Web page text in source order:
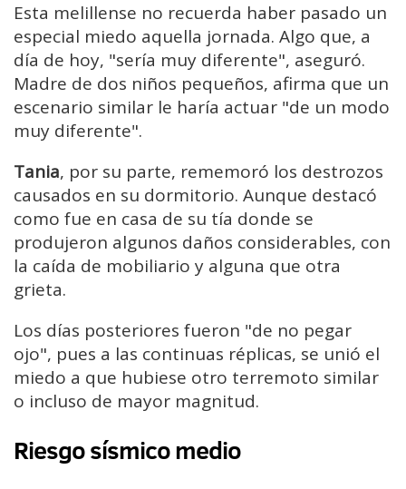
Esta melillense no recuerda haber pasado un
especial miedo aquella jornada. Algo que, a
día de hoy, "sería muy diferente", aseguró.
Madre de dos niños pequeños, afirma que un
escenario similar le haría actuar "de un modo
muy diferente".
Tania, por su parte, rememoró los destrozos
causados en su dormitorio. Aunque destacó
como fue en casa de su tía donde se
produjeron algunos daños considerables, con
la caída de mobiliario y alguna que otra
grieta.
Los días posteriores fueron "de no pegar
ojo", pues a las continuas réplicas, se unió el
miedo a que hubiese otro terremoto similar
o incluso de mayor magnitud.
Riesgo sísmico medio